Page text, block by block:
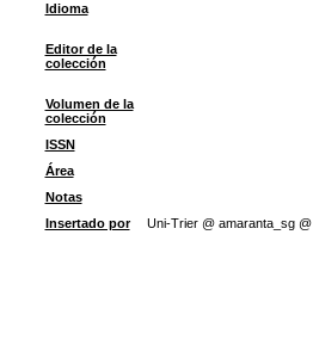
Idioma
Editor de la
colección
Volumen de la
colección
ISSN
Área
Notas
Insertado por
Uni-Trier @ amaranta_sg @